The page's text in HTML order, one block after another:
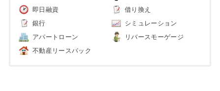
即日融資 借り換え
銀行 シミュレーション
アパートローン リバースモーゲージ
不動産リースバック